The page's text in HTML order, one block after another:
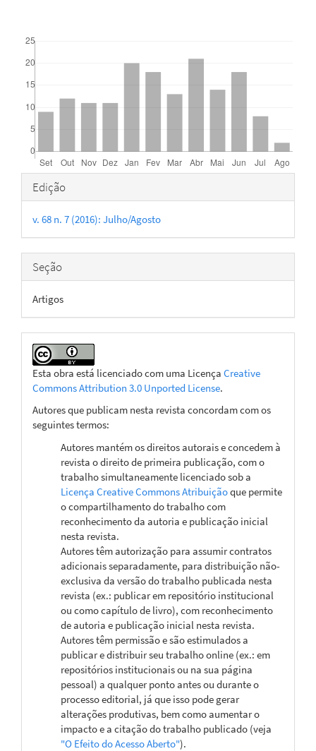
Detalhes
do
artigo
Edição
v. 68 n. 7 (2016): Julho/Agosto
Seção
Artigos
Esta obra está licenciado com uma Licença Creative
Commons Attribution 3.0 Unported License.
Autores que publicam nesta revista concordam com os
seguintes termos:
Autores mantém os direitos autorais e concedem à
revista o direito de primeira publicação, com o
trabalho simultaneamente licenciado sob a
Licença Creative Commons Atribuiçãoque permite
o compartilhamento do trabalho com
reconhecimento da autoria e publicação inicial
nesta revista.
Autores têm autorização para assumir contratos
adicionais separadamente, para distribuição não-
exclusiva da versão do trabalho publicada nesta
revista (ex.: publicar em repositório institucional
ou como capítulo de livro), com reconhecimento
de autoria e publicação inicial nesta revista.
Autores têm permissão e são estimulados a
publicar e distribuir seu trabalho online (ex.: em
repositórios institucionais ou na sua página
pessoal) a qualquer ponto antes ou durante o
processo editorial, já que isso pode gerar
alterações produtivas, bem como aumentar o
impacto e a citação do trabalho publicado (veja
"O Efeito do Acesso Aberto").